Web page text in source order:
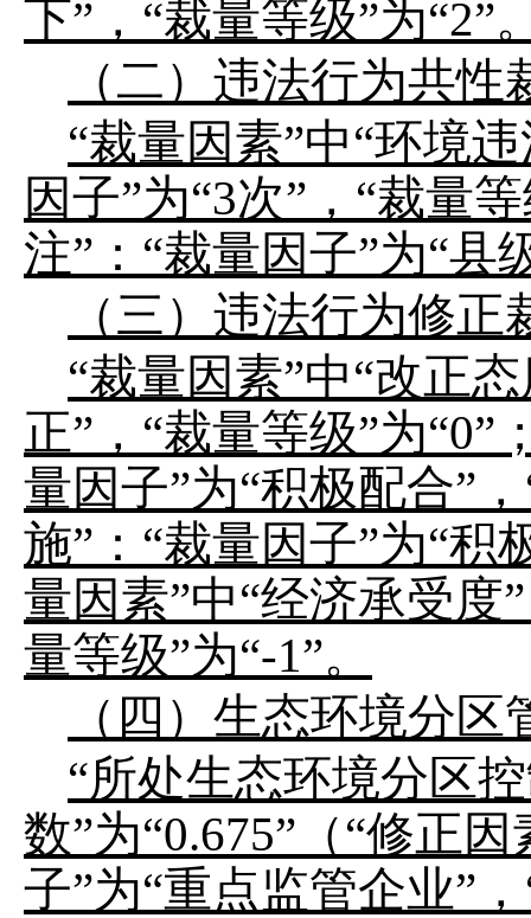
下” ， “裁量等级”为“2”
（二）违法行为共性
“裁量因素”中“环境
因子”为“3次” ， “裁量
注” ： “裁量因子”为“县
（三）违法行为修正
“裁量因素”中“改正
正” ， “裁量等级”为“0”
量因子”为“积极配合” ，
施” ： “裁量因子”为“积
量因素”中“经济承受度”
量等级”为“-1”。
（四）生态环境分
“所处生态环境分区
数”为“0.675” （“修正因
子”为“重点监管企业” ，